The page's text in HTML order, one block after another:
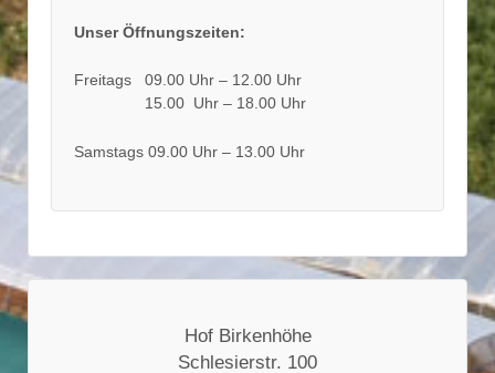
Unser Öffnungszeiten:
Freitags 09.00 Uhr – 12.00 Uhr
15.00 Uhr – 18.00 Uhr
Samstags 09.00 Uhr – 13.00 Uhr
Hof Birkenhöhe
Schlesierstr. 100